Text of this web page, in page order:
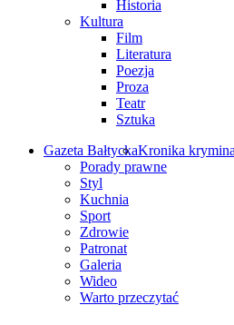
Historia
Kultura
Film
Literatura
Poezja
Proza
Teatr
Sztuka
Gazeta BałtyckaKronika
Porady prawne
Styl
Kuchnia
Sport
Zdrowie
Patronat
Galeria
Wideo
Warto przeczytać